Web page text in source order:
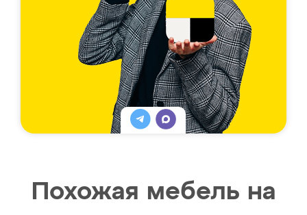
Похожая мебель на